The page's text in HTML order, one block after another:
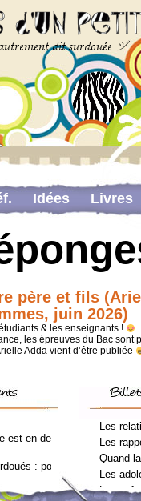
Idées
Livres
père et fils
juin 2026)
& les enseignants !
les épreuves du Bac sont
Adda vient d’être publiée
est en deuil : Jean-Charles
: pourquoi ? (Journal
le surdouement à l’usage
Les
Les
Quand
Les
Les